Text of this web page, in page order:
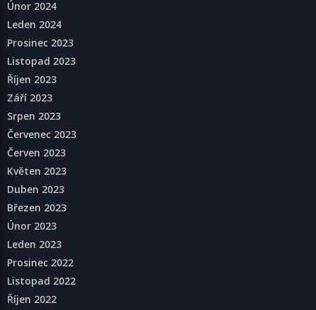
Únor 2024
Leden 2024
Prosinec 2023
Listopad 2023
Říjen 2023
Září 2023
Srpen 2023
Červenec 2023
Červen 2023
Květen 2023
Duben 2023
Březen 2023
Únor 2023
Leden 2023
Prosinec 2022
Listopad 2022
Říjen 2022